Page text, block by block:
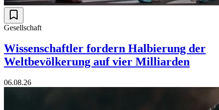
Gesellschaft
Wissenschaftler fordern Halbierung der
Weltbevölkerung auf vier Milliarden
06.08.26